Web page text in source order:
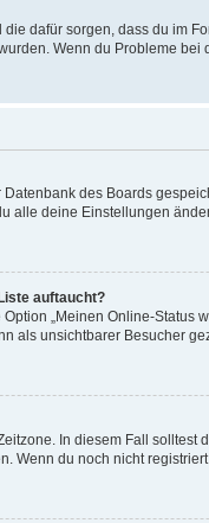
die dafür sorgen, dass du
Wenn du Probleme
des Boards
alle deine Einstellungen
auftaucht?
„Meinen Online-Status
als unsichtbarer Besucher
In diesem Fall
du noch nicht